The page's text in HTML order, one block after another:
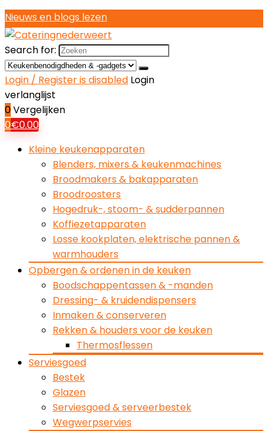
Nieuws en blogs lezen
Search for:
Login / Register is disabled Login
verlanglijst
0Vergelijken
0€0.00
Kleine keukenapparaten
Blenders, mixers & keukenmachines
Broodmakers & bakapparaten
Broodroosters
Hogedruk-, stoom- & sudderpannen
Koffiezetapparaten
Losse kookplaten, elektrische pannen &
warmhouders
Opbergen & ordenen in de keuken
Boodschappentassen & -manden
Dressing- & kruidendispensers
Inmaken & conserveren
Rekken & houders voor de keuken
Thermosflessen
Serviesgoed
Bestek
Glazen
Serviesgoed & serveerbestek
Wegwerpservies